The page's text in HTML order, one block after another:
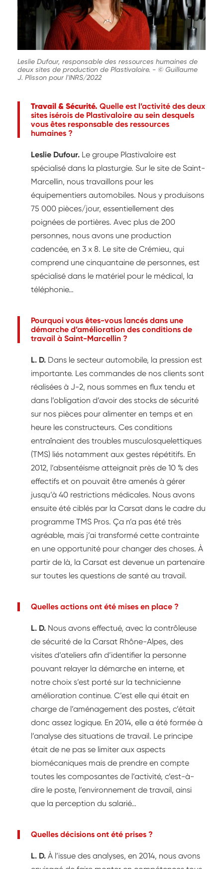
Leslie Dufour, responsable des ressources humaines de
deux sites de production de Plastivaloire. - © Guillaume
J. Plisson pour l'INRS/2022
Travail & Sécurité. Quelle est l’activité des deux
sites isérois de Plastivaloire au sein desquels
vous êtes responsable des ressources
humaines ?
Leslie Dufour. Le groupe Plastivaloire est
spécialisé dans la plasturgie. Sur le site de Saint-
Marcellin, nous travaillons pour les
équipementiers automobiles. Nous y produisons
75 000 pièces/jour, essentiellement des
poignées de portières. Avec plus de 200
personnes, nous avons une production
cadencée, en 3 x 8. Le site de Crémieu, qui
comprend une cinquantaine de personnes, est
spécialisé dans le matériel pour le médical, la
téléphonie…
Pourquoi vous êtes-vous lancés dans une
démarche d’amélioration des conditions de
travail à Saint-Marcellin ?
L. D. Dans le secteur automobile, la pression est
importante. Les commandes de nos clients sont
réalisées à J-2, nous sommes en flux tendu et
dans l’obligation d’avoir des stocks de sécurité
sur nos pièces pour alimenter en temps et en
heure les constructeurs. Ces conditions
entraînaient des troubles musculosquelettiques
(TMS) liés notamment aux gestes répétitifs. En
2012, l’absentéisme atteignait près de 10 % des
effectifs et on pouvait être amenés à gérer
jusqu’à 40 restrictions médicales. Nous avons
ensuite été ciblés par la Carsat dans le cadre du
programme TMS Pros. Ça n’a pas été très
agréable, mais j’ai transformé cette contrainte
en une opportunité pour changer des choses. À
partir de là, la Carsat est devenue un partenaire
sur toutes les questions de santé au travail.
Quelles actions ont été mises en place ?
L. D. Nous avons effectué, avec la contrôleuse
de sécurité de la Carsat Rhône-Alpes, des
visites d’ateliers afin d’identifier la personne
pouvant relayer la démarche en interne, et
notre choix s’est porté sur la technicienne
amélioration continue. C’est elle qui était en
charge de l’aménagement des postes, c’était
donc assez logique. En 2014, elle a été formée à
l’analyse des situations de travail. Le principe
était de ne pas se limiter aux aspects
biomécaniques mais de prendre en compte
toutes les composantes de l’activité, c’est-à-
dire le poste, l’environnement de travail, ainsi
que la perception du salarié…
Quelles décisions ont été prises ?
L. D. À l’issue des analyses, en 2014, nous avons